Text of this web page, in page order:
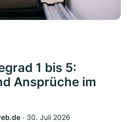
1 bis 5:
Ansprüche im
‧ 30. Juli 2026